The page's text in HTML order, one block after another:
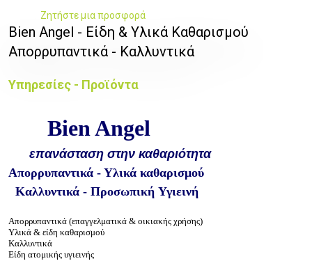
Ζητήστε μια προσφορά
Bien Angel - Είδη & Υλικά Καθαρισμού
Απορρυπαντικά - Καλλυντικά
Υπηρεσίες - Προϊόντα
Bien Angel
επανάσταση στην καθαριότητα
Απορρυπαντικά - Υλικά καθαρισμού
Καλλυντικά - Προσωπική Υγιεινή
Απορρυπαντικά (επαγγελματικά & οικιακής χρήσης)
Υλικά & είδη καθαρισμού
Καλλυντικά
Είδη ατομικής υγιεινής